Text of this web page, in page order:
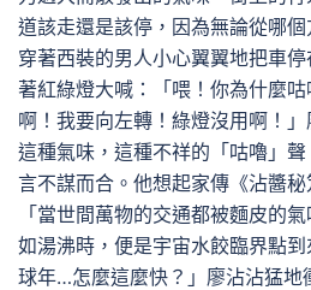
道該走還是該停，因為無論從哪
穿著西裝的男人小心翼翼地把車
著紅綠燈大喊：「喂！你為什麼
啊！我要向左轉！綠燈沒用啊！
這種氣味，這種不祥的「咕嚕」
言不謀而合。他想起家傳《沾醬秘
「當世間萬物的交通都被麵皮的
如湯沸時，便是宇宙水餃臨界點
球年…怎麼這麼快？」廖沾沾猛地